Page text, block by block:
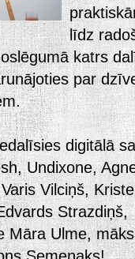
līdz
katrs
par
digitālā
Undixone,
Vilciņš,
Māra Ulme,